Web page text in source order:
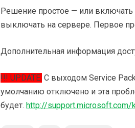
Решение простое — или включать
выключать на сервере. Первое
Дополнительная информация
!!! UPDATE: С выходом Service
умолчанию отключено и эта
будет. http://support.microsoft.com/